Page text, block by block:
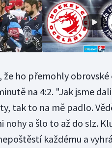
ho přemohly obrovské
na 4:2. "Jak jsme
tak to na mě padlo.
nohy a šlo to až do slz.
každému a